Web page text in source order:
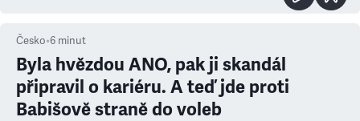
Česko•6 minut
Byla hvězdou ANO, pak ji skandál
připravil o kariéru. A teď jde proti
Babišově straně do voleb